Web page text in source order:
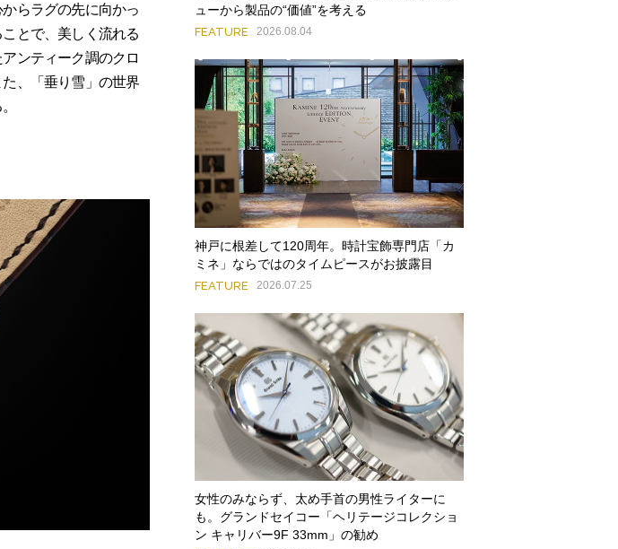
らラグの先に向かっ
とで、美しく流れる
ンティーク調のクロ
、「垂り雪」の世界
ューから製品の“価値”を考える
FEATURE 2026.08.04
神戸に根差して120周年。時計宝飾専門店「カ
ミネ」ならではのタイムピースがお披露目
FEATURE 2026.07.25
女性のみならず、太め手首の男性ライターに
も。グランドセイコー「ヘリテージコレクショ
ン キャリバー9F 33mm」の勧め